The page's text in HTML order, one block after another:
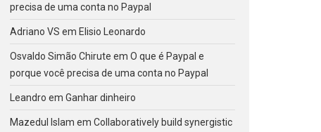
precisa de uma conta no Paypal
Adriano VS em Elisio Leonardo
Osvaldo Simão Chirute em O que é Paypal e
porque você precisa de uma conta no Paypal
Leandro em Ganhar dinheiro
Mazedul Islam em Collaboratively build synergistic